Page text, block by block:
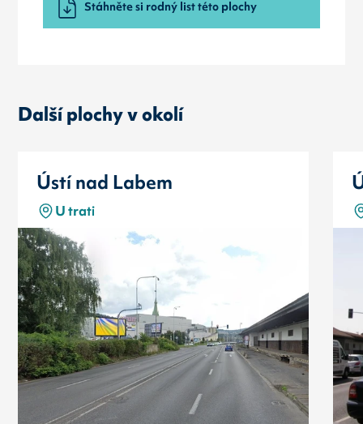
Stáhněte si rodný list této plochy
Další plochy v okolí
Ústí nad Labem
U trati